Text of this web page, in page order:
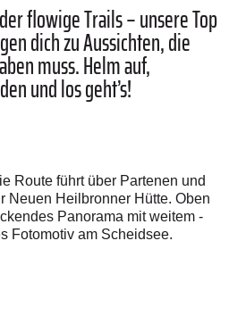
flowige Trails – unsere Top
dich zu Aussichten, die
muss. Helm auf,
und los geht’s!
Route führt über Partenen und
Neuen Heilbronner Hütte. Oben
Panorama mit weitem
Fotomotiv am Scheidsee.